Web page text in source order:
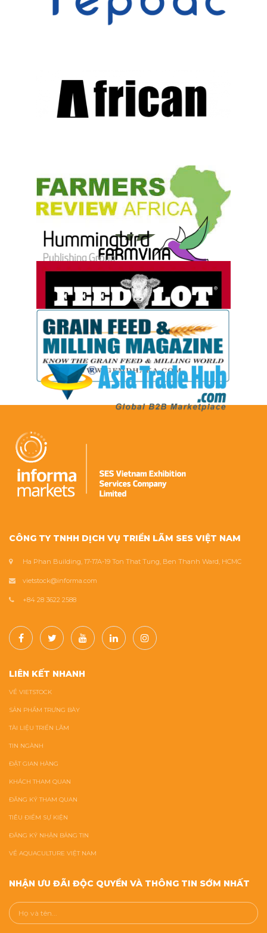
CÔNG TY TNHH DỊCH VỤ TRIỂN LÃM SES VIỆT NAM
Ha Phan Building, 17-17A-19 Ton That Tung, Ben Thanh Ward, HCMC
vietstock@informa.com
+84 28 3622 2588
LIÊN KẾT NHANH
VỀ VIETSTOCK
SẢN PHẨM TRƯNG BÀY
TÀI LIỆU TRIỂN LÃM
TIN NGÀNH
ĐẶT GIAN HÀNG
KHÁCH THAM QUAN
ĐĂNG KÝ THAM QUAN
TIÊU ĐIỂM SỰ KIỆN
ĐĂNG KÝ NHẬN BẢNG TIN
VỀ AQUACULTURE VIỆT NAM
NHẬN ƯU ĐÃI ĐỘC QUYỀN VÀ THÔNG TIN SỚM NHẤT